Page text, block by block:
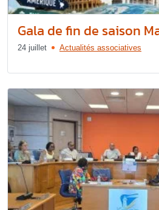
Gala de fin de saison
24 juillet Actualités associatives